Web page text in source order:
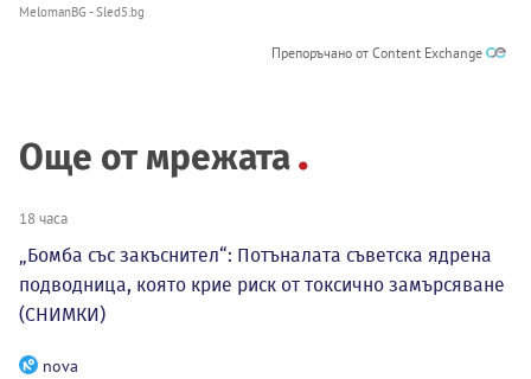
MelomanBG - Sled5.bg
Препоръчано от Content Exchange
Още от мрежата
18 часа
„Бомба със закъснител“: Потъналата съветска ядрена
подводница, която крие риск от токсично замърсяване
(СНИМКИ)
nova